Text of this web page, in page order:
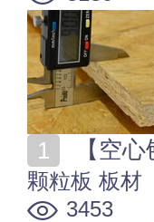
【空
颗粒板 板材
3453